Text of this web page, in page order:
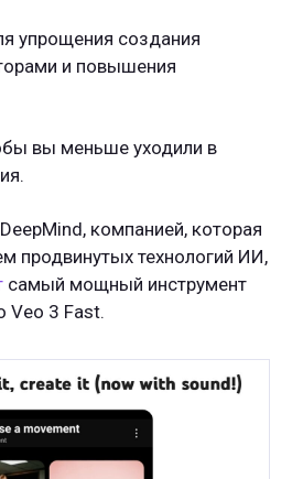
упрощения создания
и повышения
вы меньше уходили в
компанией, которая
продвинутых технологий ИИ,
самый мощный инструмент
Veo 3 Fast.